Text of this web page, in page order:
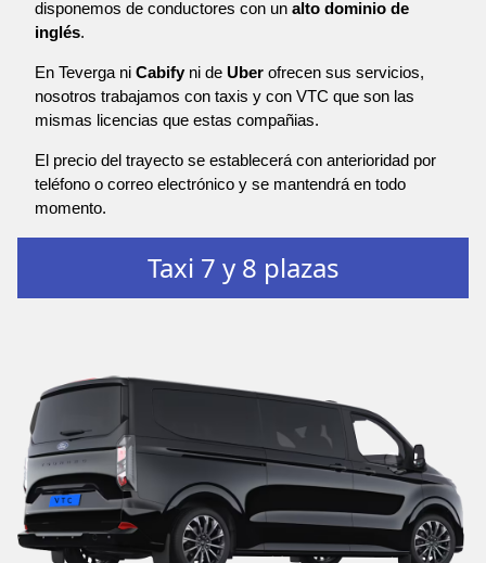
disponemos de conductores con un alto dominio de
inglés.
En Teverga ni Cabify ni de Uber ofrecen sus servicios,
nosotros trabajamos con taxis y con VTC que son las
mismas licencias que estas compañias.
El precio del trayecto se establecerá con anterioridad por
teléfono o correo electrónico y se mantendrá en todo
momento.
Taxi 7 y 8 plazas